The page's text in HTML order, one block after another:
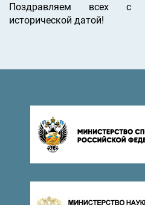
Поздравляем всех с
исторической датой!